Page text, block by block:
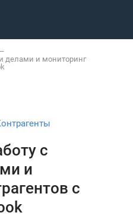
делами и мониторинг
с
и
с